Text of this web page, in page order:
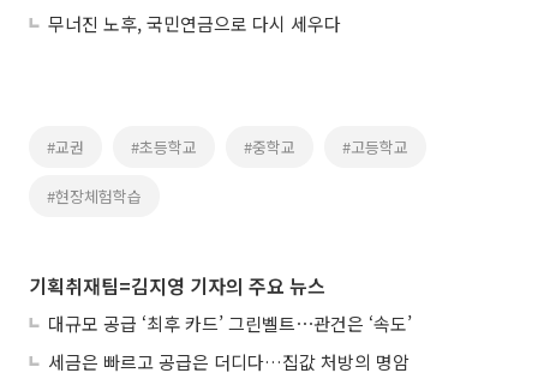
무너진 노후, 국민연금으로 다시 세우다
#교권 #초등학교 #중학교 #고등학교
#현장체험학습
기획취재팀=김지영 기자의 주요 뉴스
대규모 공급 ‘최후 카드’ 그린벨트⋯관건은 ‘속도’
세금은 빠르고 공급은 더디다…집값 처방의 명암